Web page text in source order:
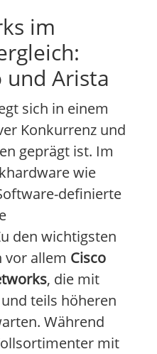
im
und Arista
sich in einem
Konkurrenz und
geprägt ist. Im
wie
definierte
den wichtigsten
vor allem Cisco
, die mit
teils höheren
Während
mit